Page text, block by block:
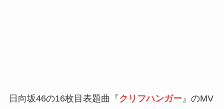
日向坂46の16枚目表題曲『クリフハンガー』のMV